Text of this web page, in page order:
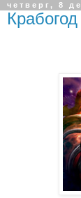
четверг, 8
Крабогод